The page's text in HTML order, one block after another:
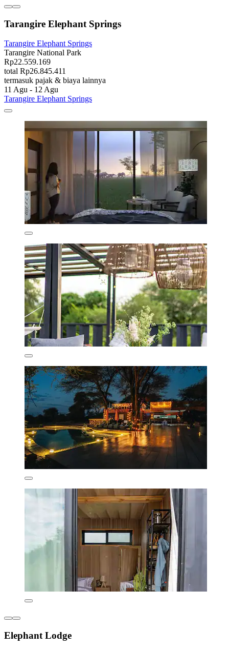
Tarangire Elephant Springs
Tarangire Elephant Springs
Tarangire National Park
Rp22.559.169
total Rp26.845.411
termasuk pajak & biaya lainnya
11 Agu - 12 Agu
Tarangire Elephant Springs
Elephant Lodge